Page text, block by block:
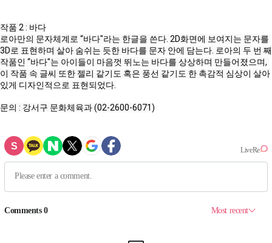
작품 2 : 바다
로아만의 문자체계로 “바다"라는 한글을 쓴다. 2D화면에 보여지는 문자를
3D로 표현하며 살아 숨쉬는 듯한 바다를 문자 안에 담는다. 로아의 두 번 째
작품인 “바다"는 아이들이 마음껏 뛰노는 바다를 상상하며 만들어졌으며,
이 작품 속 글씨 또한 젤리 같기도 혹은 풍선 같기도 한 촉감적 심상이 살아
있게 디자인적으로 표현되었다.
문의 : 강서구 문화체육과 (02-2600-6071)